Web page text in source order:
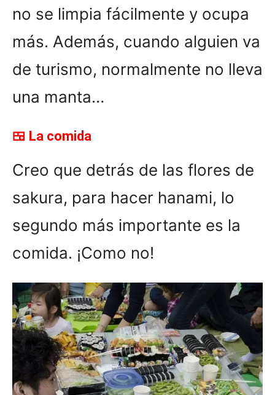
no se limpia fácilmente y ocupa
más. Además, cuando alguien va
de turismo, normalmente no lleva
una manta…
🍱 La comida
Creo que detrás de las flores de
sakura, para hacer hanami, lo
segundo más importante es la
comida. ¡Como no!